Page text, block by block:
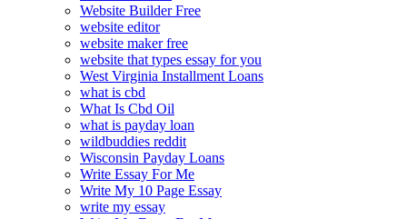
Website Builder Free
website editor
website maker free
website that types essay for you
West Virginia Installment Loans
what is cbd
What Is Cbd Oil
what is payday loan
wildbuddies reddit
Wisconsin Payday Loans
Write Essay For Me
Write My 10 Page Essay
write my essay